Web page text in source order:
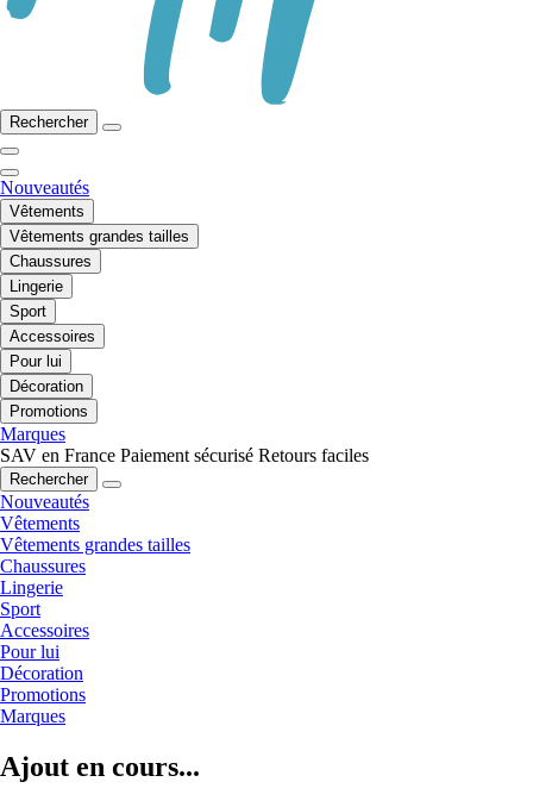
Rechercher
Nouveautés
Vêtements
Vêtements grandes tailles
Chaussures
Lingerie
Sport
Accessoires
Pour lui
Décoration
Promotions
Marques
SAV en France Paiement sécurisé Retours faciles
Rechercher
Nouveautés
Vêtements
Vêtements grandes tailles
Chaussures
Lingerie
Sport
Accessoires
Pour lui
Décoration
Promotions
Marques
Ajout en cours...